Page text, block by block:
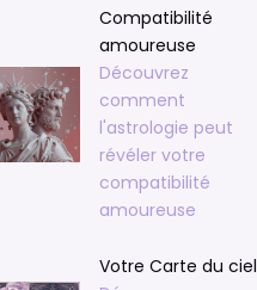
Compatibilité
amoureuse
Découvrez
comment
l'astrologie peut
révéler votre
compatibilité
amoureuse
Votre Carte du ciel